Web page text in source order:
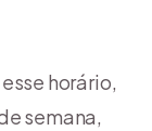
horário,
semana,